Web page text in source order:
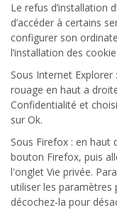
Le refus d’installation
d’accéder à certains
configurer son
l’installation des
Sous Internet
rouage en haut a
Confidentialité et
sur Ok.
Sous Firefox : en haut
bouton Firefox, puis
l'onglet Vie privée.
utiliser les paramètres
décochez-la pour